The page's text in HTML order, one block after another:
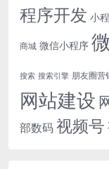
程序开发 小
商城 微信小程序
搜索 搜索引擎 朋友圈营
网站建设
部数码视频号